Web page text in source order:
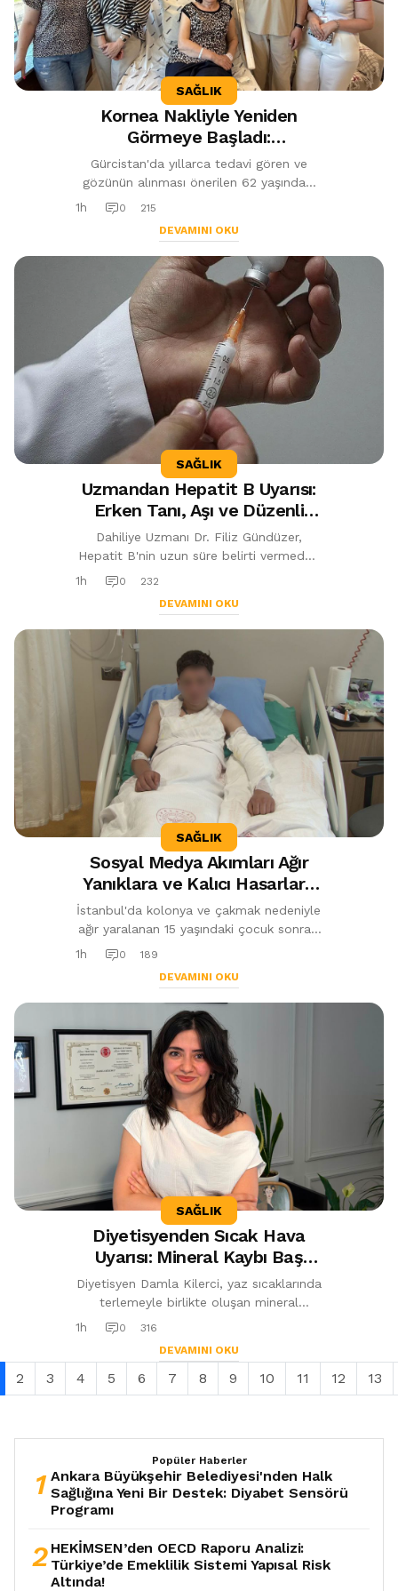
SAĞLIK
Kornea Nakliyle Yeniden
Görmeye Başladı:
"Torunlarımı Daha Net
Görebileceğim"
Gürcistan'da yıllarca tedavi gören ve
gözünün alınması önerilen 62 yaşındaki
hasta, Trabzon'da gerçekleştirilen kornea
1h 0
215
DEVAMINI OKU
SAĞLIK
Uzmandan Hepatit B Uyarısı:
Erken Tanı, Aşı ve Düzenli
Takip Hayat Kurtarıyor
Dahiliye Uzmanı Dr. Filiz Gündüzer,
Hepatit B'nin uzun süre belirti vermeden
ilerleyebileceğini belirterek erken tanı,
1h 0
232
DEVAMINI OKU
SAĞLIK
Sosyal Medya Akımları Ağır
Yanıklara ve Kalıcı Hasarlara
Yol Açabiliyor
İstanbul'da kolonya ve çakmak nedeniyle
ağır yaralanan 15 yaşındaki çocuk sonrası
uzmanlar uyardı. Alkol içeren ürünlerle
1h 0
189
DEVAMINI OKU
SAĞLIK
Diyetisyenden Sıcak Hava
Uyarısı: Mineral Kaybı Baş
Dönmesi ve Halsizliğe Yol
Açabilir
Diyetisyen Damla Kilerci, yaz sıcaklarında
terlemeyle birlikte oluşan mineral
kaybının baş dönmesi, göz kararması ve
1h 0
316
DEVAMINI OKU
2 3 4 5 6 7 8 9 10 11 12 13
Popüler Haberler
1 Ankara Büyükşehir Belediyesi'nden Halk
Sağlığına Yeni Bir Destek: Diyabet Sensörü
Programı
2 HEKİMSEN’den OECD Raporu Analizi:
Türkiye’de Emeklilik Sistemi Yapısal Risk
Altında!